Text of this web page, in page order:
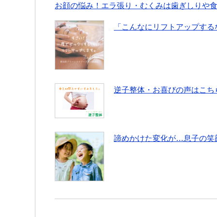
お顔の悩み！エラ張り・むくみは歯ぎしりや
「こんなにリフトアップす
逆子整体・お喜びの声はこち
諦めかけた変化が…息子の笑